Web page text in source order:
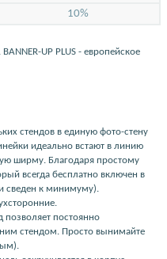
10%
UP PLUS - европейское
стендов в единую фото-стену
идеально встают в линию
ширму. Благодаря простому
всегда бесплатно включен в
сведен к минимуму).
позволяет постоянно
стендом. Просто вынимайте